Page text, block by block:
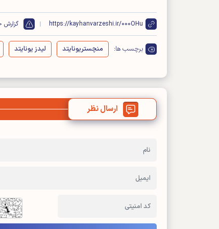
https://kayhanvarzeshi.ir/000OHu گزارش
برچسب ها: منچستریونایتد لیدز یونایتد
ارسال نظر